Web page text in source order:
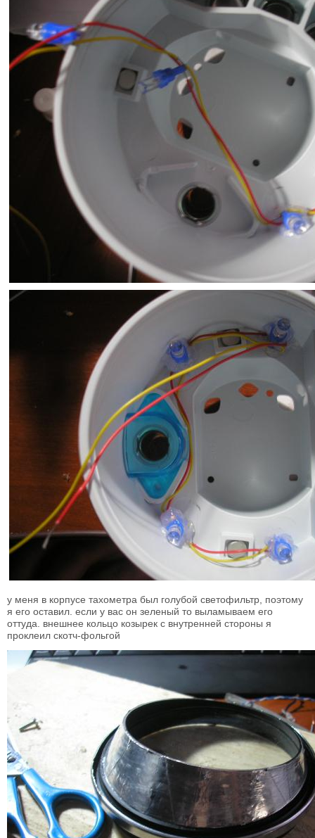
у меня в корпусе тахометра был голубой светофильтр, поэтому
я его оставил. если у вас он зеленый то выламываем его
оттуда. внешнее кольцо козырек с внутренней стороны я
проклеил скотч-фольгой